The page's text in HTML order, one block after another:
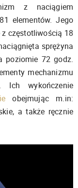
z naciągiem
elementów. Jego
z częstotliwością 18
sprężyna
poziomie 72 godz.
mechanizmu
Ich wykończenie
obejmując m.in:
a także ręcznie